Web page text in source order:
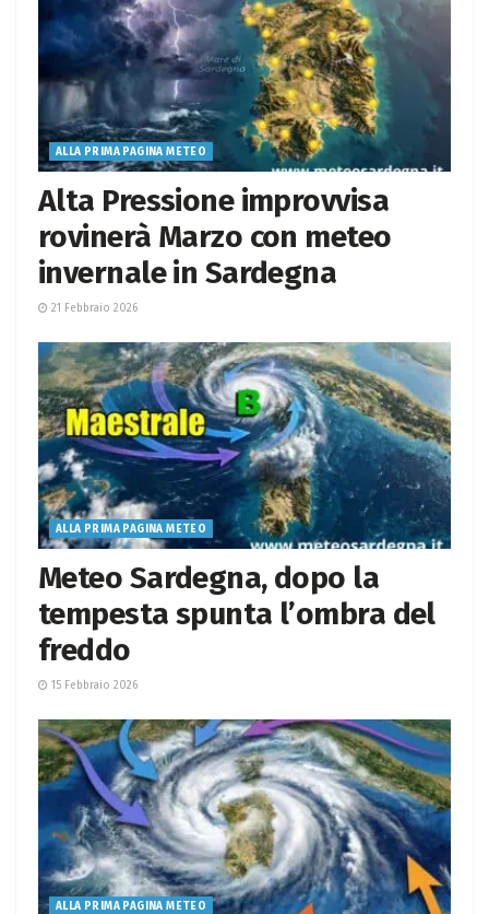
ALLA PRIMA PAGINA METEO
Alta Pressione improvvisa
rovinerà Marzo con meteo
invernale in Sardegna
21 Febbraio 2026
ALLA PRIMA PAGINA METEO
Meteo Sardegna, dopo la
tempesta spunta l’ombra del
freddo
15 Febbraio 2026
ALLA PRIMA PAGINA METEO